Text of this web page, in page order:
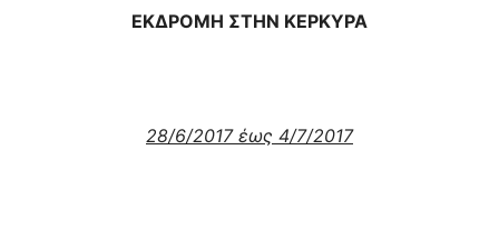
ΕΚΔΡΟΜΗ ΣΤΗΝ ΚΕΡΚΥΡΑ
28/6/2017 έως 4/7/2017